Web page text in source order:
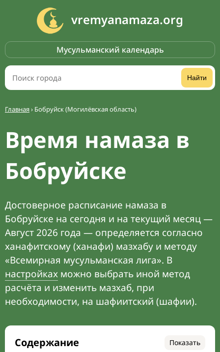
vremyanamaza.org
Мусульманский календарь
Найти
Главная› Бобруйск (Могилёвская область)
Время намаза в
Бобруйске
Достоверное расписание намаза в
Бобруйске на сегодня и на текущий месяц —
Август 2026 года — определяется согласно
ханафитскому (ханафи) мазхабу и методу
«Всемирная мусульманская лига». В
настройках можно выбрать иной метод
расчёта и изменить мазхаб, при
необходимости, на шафиитский (шафии).
Содержание Показать